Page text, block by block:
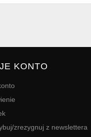
KONTO
zrezygnuj z newslettera